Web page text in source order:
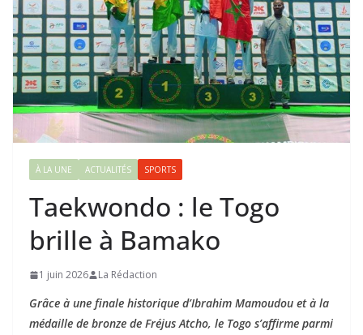
À LA UNE ACTUALITÉS SPORTS
Taekwondo : le Togo
brille à Bamako
1 juin 2026 La Rédaction
Grâce à une finale historique d’Ibrahim Mamoudou et à la
médaille de bronze de Fréjus Atcho, le Togo s’affirme parmi